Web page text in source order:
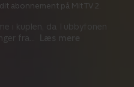
i kuplen, da Tubbyfonen
fra
Læs mere
abonnement på Mit TV 2.